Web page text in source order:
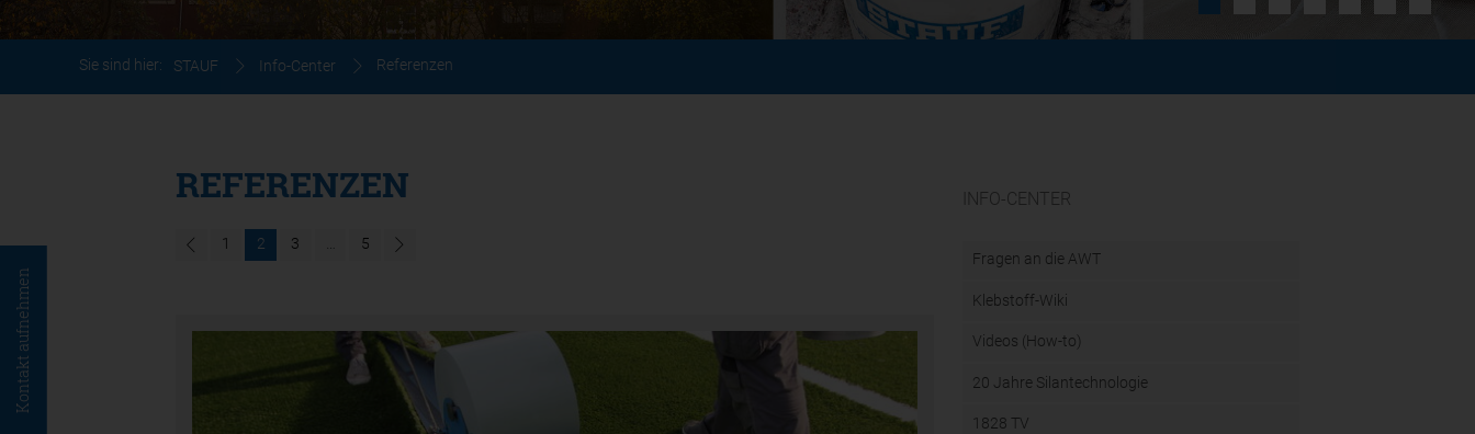
Kontakt aufnehmen
Sie sind hier: STAUF Info-Center Referenzen
REFERENZEN
1 2 3 … 5
INFO-CENTER
Fragen an die AWT
Klebstoff-Wiki
Videos (How-to)
20 Jahre Silantechnologie
1828 TV